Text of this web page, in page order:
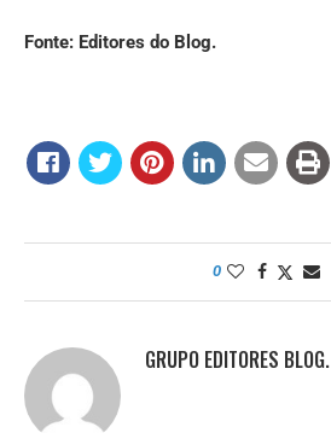
Fonte: Editores do Blog.
0
GRUPO EDITORES BLOG.